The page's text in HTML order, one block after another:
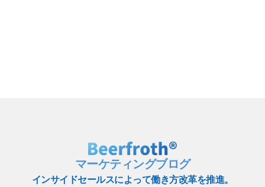
マーケティングブログ
インサイドセールスによって働き方改革を推進。